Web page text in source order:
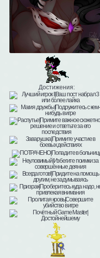
Достижения: